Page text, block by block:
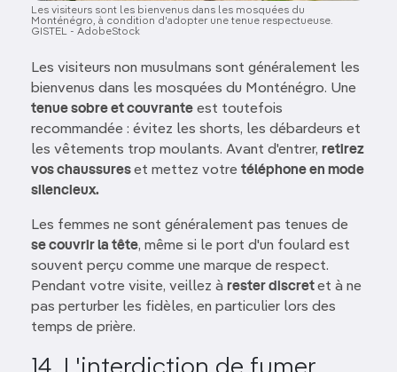
Les visiteurs sont les bienvenus dans les mosquées du
Monténégro, à condition d'adopter une tenue respectueuse.
GISTEL - AdobeStock
Les visiteurs non musulmans sont généralement les
bienvenus dans les mosquées du Monténégro. Une
tenue sobre et couvrante est toutefois
recommandée : évitez les shorts, les débardeurs et
les vêtements trop moulants. Avant d'entrer, retirez
vos chaussureset mettez votre téléphone en mode
silencieux.
Les femmes ne sont généralement pas tenues de
se couvrir la tête, même si le port d'un foulard est
souvent perçu comme une marque de respect.
Pendant votre visite, veillez à rester discretet à ne
pas perturber les fidèles, en particulier lors des
temps de prière.